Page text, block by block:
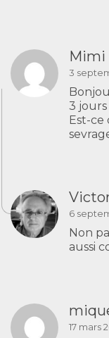
Mimi
3
3
Est-ce
6
Non
aussi
17 mars